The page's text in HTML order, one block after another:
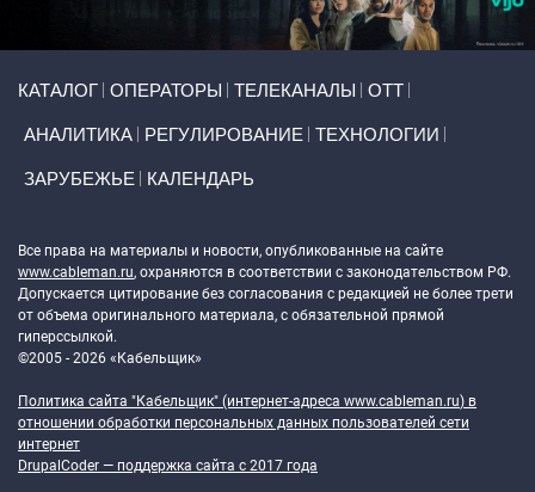
КАТАЛОГ ОПЕРАТОРЫ ТЕЛЕКАНАЛЫ ОТТ
АНАЛИТИКА РЕГУЛИРОВАНИЕ ТЕХНОЛОГИИ
ЗАРУБЕЖЬЕ КАЛЕНДАРЬ
Все права на материалы и новости, опубликованные на сайте
www.cableman.ru, охраняются в соответствии с законодательством РФ.
Допускается цитирование без согласования с редакцией не более трети
от объема оригинального материала, с обязательной прямой
гиперссылкой.
©2005 - 2026 «Кабельщик»
Политика сайта "Кабельщик" (интернет-адреса www.cableman.ru) в
отношении обработки персональных данных пользователей сети
интернет
DrupalCoder — поддержка сайта c 2017 года